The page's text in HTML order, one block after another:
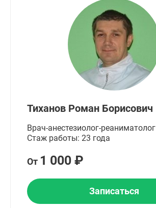
Тиханов Роман Борисович
Врач-анестезиолог-реаниматолог
Стаж работы: 23 года
От 1 000 ₽
Записаться